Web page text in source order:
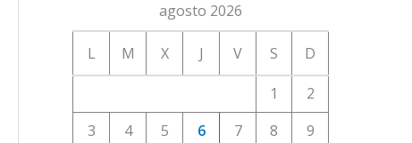
agosto 2026
L M X J V S D
1
2
3
4 5 6 7 8
9